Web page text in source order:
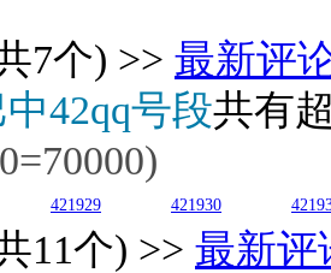
7个) >> 最新评
中42qq号段共有
421929 421930
11个) >> 最新评